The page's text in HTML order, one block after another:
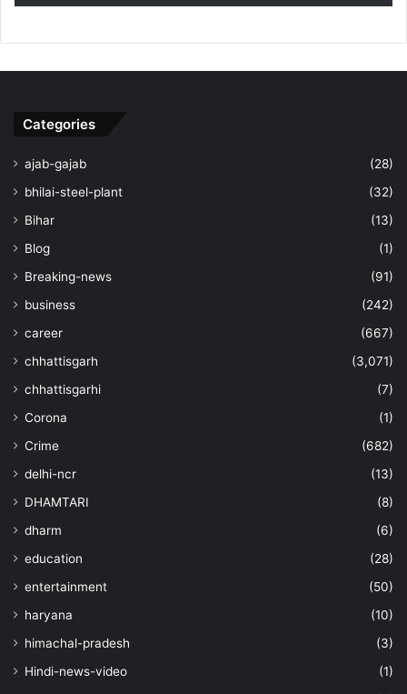
Categories
ajab-gajab
(28)
bhilai-steel-plant
(32)
Bihar
(13)
Blog
(1)
Breaking-news
(91)
business
(242)
career
(667)
chhattisgarh
(3,071)
chhattisgarhi
(7)
Corona
(1)
Crime
(682)
delhi-ncr
(13)
DHAMTARI
(8)
dharm
(6)
education
(28)
entertainment
(50)
haryana
(10)
himachal-pradesh
(3)
Hindi-news-video
(1)